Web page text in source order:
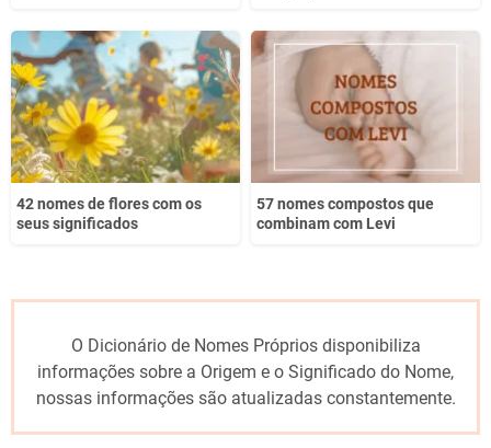
42 nomes de flores com os
seus significados
57 nomes compostos que
combinam com Levi
O Dicionário de Nomes Próprios disponibiliza
informações sobre a Origem e o Significado do Nome,
nossas informações são atualizadas constantemente.